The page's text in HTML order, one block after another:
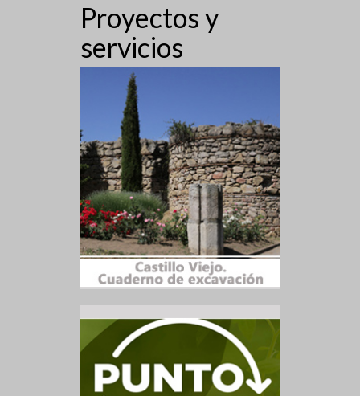
Proyectos y
servicios